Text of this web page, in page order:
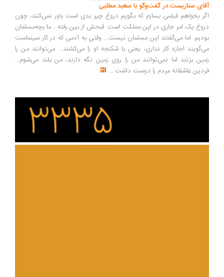
سناریست در گفت‌وگو با سعید مطلبی
بخواهم فیلمی بسازم که بگویم دروغ چیز بدی است باور نمی‌کنند، چون
یک امر جاری در این مملکت است. قبحش از بین رفته... ما بچه‌مسلمان
اما می‌گفتند این مسلمان نیست... وقتی به آدمی که در کار سینماست
اجازه کار نداری، یعنی با شکنجه او را می‌کشند... می‌توانند من را
بزنند اما نمی‌توانند من را روی زمین نگه دارند، من بلند می‌شوم...
عاشقانه مردم را دوست داشت ...